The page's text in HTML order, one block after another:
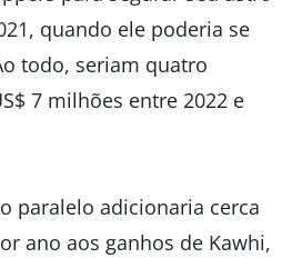
quando ele poderia se
todo, seriam quatro
7 milhões entre 2022 e
paralelo adicionaria cerca
ano aos ganhos de Kawhi,